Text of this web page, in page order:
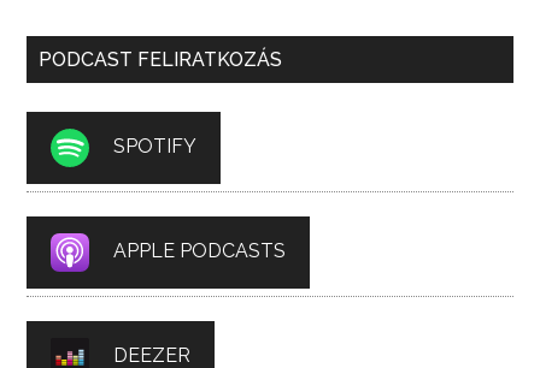
PODCAST FELIRATKOZÁS
SPOTIFY
APPLE PODCASTS
DEEZER